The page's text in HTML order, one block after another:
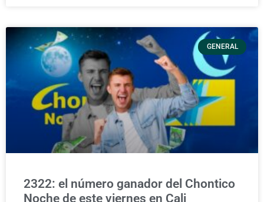
GENERAL
2322: el número ganador del Chontico
Noche de este viernes en Cali